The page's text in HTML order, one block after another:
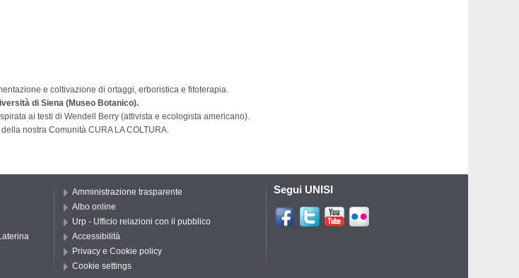
e coltivazione di ortaggi, erboristica e fitoterapia.
di Siena (Museo Botanico).
ai testi di Wendell Berry (attivista e ecologista americano).
nostra Comunità CURA LA COLTURA.
Amministrazione trasparente
Albo online
Urp - Ufficio relazioni con il pubblico
Accessibilità
Privacy e Cookie policy
Cookie settings
Segui UNISI